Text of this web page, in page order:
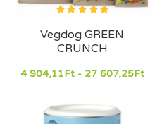
Vegdog GREEN
CRUNCH
4 904,11Ft - 27 607,25Ft